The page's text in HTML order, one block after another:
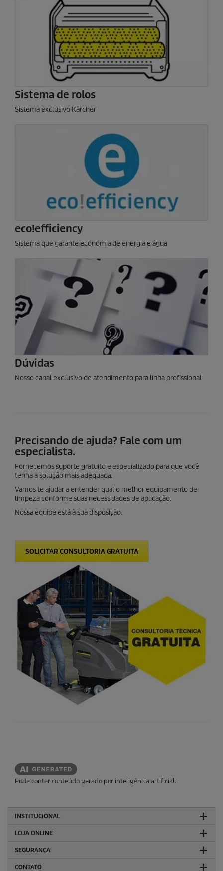
Sistema de rolos
Sistema exclusivo Kärcher
eco!efficiency
Sistema que garante economia de energia e água
Dúvidas
Nosso canal exclusivo de atendimento para linha profissional
Precisando de ajuda? Fale com um
especialista.
Fornecemos suporte gratuito e especializado para que você
tenha a solução mais adequada.
Vamos te ajudar a entender qual o melhor equipamento de
limpeza conforme suas necessidades de aplicação.
Nossa equipe está à sua disposição.
SOLICITAR CONSULTORIA GRATUITA
Pode conter conteúdo gerado por inteligência artificial.
INSTITUCIONAL
LOJA ONLINE
SEGURANÇA
CONTATO